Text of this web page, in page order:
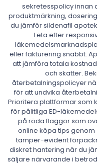
sekretesspolicy innan
produktmärkning,
du jämför sildenafil
Leta efter
eller fakturering snabbt.
att jämföra totala
och skatter.
återbetalningspolicyer
för att undvika
Prioritera plattformar som
för pålitliga ED-
på röda flaggor som
online köpa tips
tamper-evident
diskret hantering när du
säljare närvarande i